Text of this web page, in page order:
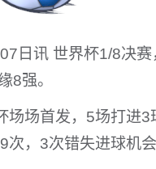
日讯 世界杯1/8决赛
8强。
场场首发，5场打进3
次，3次错失进球机会